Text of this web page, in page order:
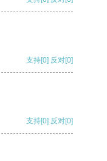
支持[0] 反对[0]
支持[0] 反对[0]